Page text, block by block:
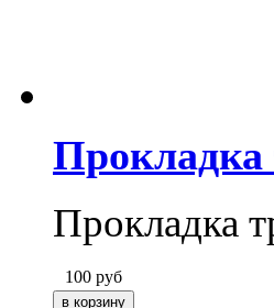
Прокладка
100 руб